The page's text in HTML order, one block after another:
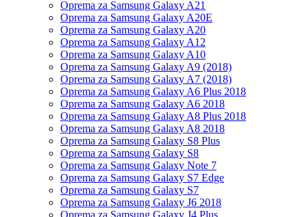
Oprema za Samsung Galaxy A21
Oprema za Samsung Galaxy A20E
Oprema za Samsung Galaxy A20
Oprema za Samsung Galaxy A12
Oprema za Samsung Galaxy A10
Oprema za Samsung Galaxy A9 (2018)
Oprema za Samsung Galaxy A7 (2018)
Oprema za Samsung Galaxy A6 Plus 2018
Oprema za Samsung Galaxy A6 2018
Oprema za Samsung Galaxy A8 Plus 2018
Oprema za Samsung Galaxy A8 2018
Oprema za Samsung Galaxy S8 Plus
Oprema za Samsung Galaxy S8
Oprema za Samsung Galaxy Note 7
Oprema za Samsung Galaxy S7 Edge
Oprema za Samsung Galaxy S7
Oprema za Samsung Galaxy J6 2018
Oprema za Samsung Galaxy J4 Plus